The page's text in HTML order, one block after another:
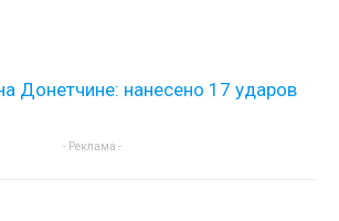
Донетчине: нанесено 17 ударов
- Реклама -